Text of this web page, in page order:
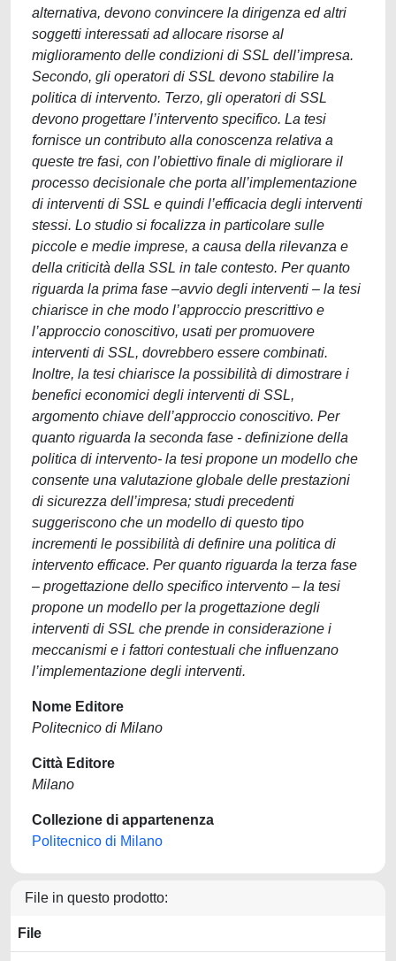
alternativa, devono convincere la dirigenza ed altri
soggetti interessati ad allocare risorse al
miglioramento delle condizioni di SSL dell’impresa.
Secondo, gli operatori di SSL devono stabilire la
politica di intervento. Terzo, gli operatori di SSL
devono progettare l’intervento specifico. La tesi
fornisce un contributo alla conoscenza relativa a
queste tre fasi, con l’obiettivo finale di migliorare il
processo decisionale che porta all’implementazione
di interventi di SSL e quindi l’efficacia degli interventi
stessi. Lo studio si focalizza in particolare sulle
piccole e medie imprese, a causa della rilevanza e
della criticità della SSL in tale contesto. Per quanto
riguarda la prima fase –avvio degli interventi – la tesi
chiarisce in che modo l’approccio prescrittivo e
l’approccio conoscitivo, usati per promuovere
interventi di SSL, dovrebbero essere combinati.
Inoltre, la tesi chiarisce la possibilità di dimostrare i
benefici economici degli interventi di SSL,
argomento chiave dell’approccio conoscitivo. Per
quanto riguarda la seconda fase - definizione della
politica di intervento- la tesi propone un modello che
consente una valutazione globale delle prestazioni
di sicurezza dell’impresa; studi precedenti
suggeriscono che un modello di questo tipo
incrementi le possibilità di definire una politica di
intervento efficace. Per quanto riguarda la terza fase
– progettazione dello specifico intervento – la tesi
propone un modello per la progettazione degli
interventi di SSL che prende in considerazione i
meccanismi e i fattori contestuali che influenzano
l’implementazione degli interventi.
Nome Editore
Politecnico di Milano
Città Editore
Milano
Collezione di appartenenza
Politecnico di Milano
File in questo prodotto:
File